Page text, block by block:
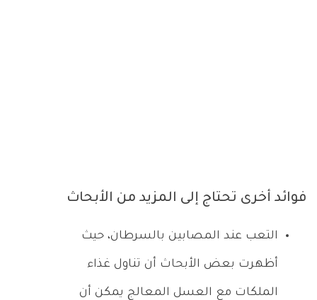
فوائد أخرى تحتاج إلى المزيد من الأبحاث
التعب عند المصابين بالسرطان، حيث
أظهرت بعض الأبحاث أن تناول غذاء
الملكات مع العسل المعالج يمكن أن